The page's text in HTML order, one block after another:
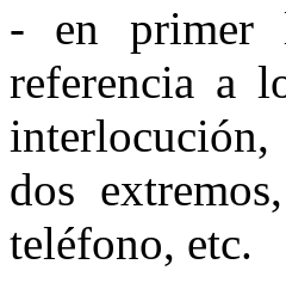
- en primer
referencia a
interlocución,
dos
teléfono, etc.